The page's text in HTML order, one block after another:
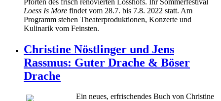
Loess Is More findet vom 28.7. bis 7.8. 2022 statt. Am
Programm stehen Theaterproduktionen, Konzerte und
Kulinarik vom Feinsten.
Christine Nöstlinger und Jens
Rassmus: Guter Drache & Böser
Drache
Ein neues, erfrischendes Buch von Christine